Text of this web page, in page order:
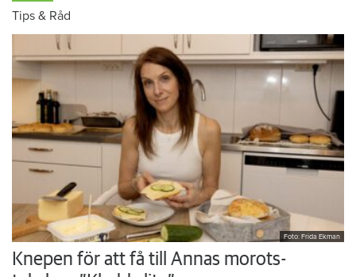
Tips & Råd
Foto: Frida Ekman
Knepen för att få till Annas morots-